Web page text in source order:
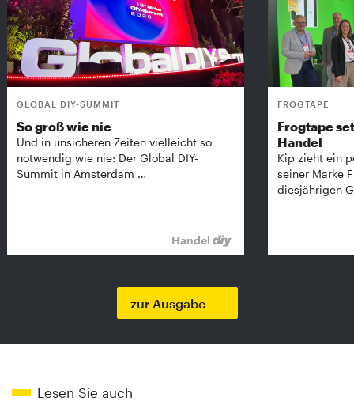
GLOBAL DIY-SUMMIT
So groß wie nie
Und in unsicheren Zeiten vielleicht so
notwendig wie nie: Der Global DIY-
Summit in Amsterdam …
Handel
FROGTAPE
Frogtape
Handel
Kip zieht ein
seiner Marke
diesjährigen
zur Ausgabe
Lesen Sie auch